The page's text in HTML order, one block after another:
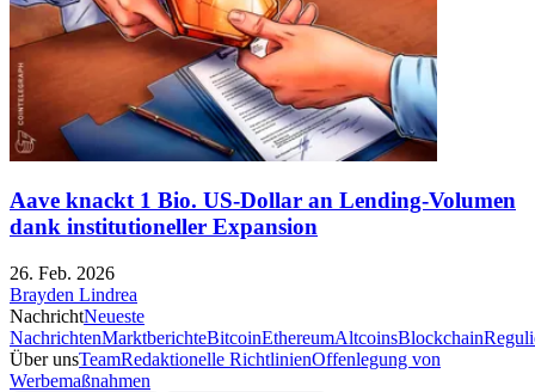
Aave knackt 1 Bio. US-Dollar an Lending-Volumen
dank institutioneller Expansion
26. Feb. 2026
Brayden Lindrea
NachrichtNeueste
NachrichtenMarktberichteBitcoinEthereumAltcoinsBlockchain
Über unsTeamRedaktionelle RichtlinienOffenlegung von
Werbemaßnahmen